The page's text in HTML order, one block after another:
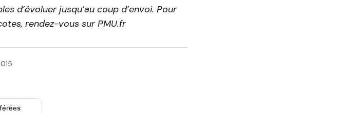
d’évoluer jusqu’au coup d’envoi. Pour
rendez-vous sur PMU.fr